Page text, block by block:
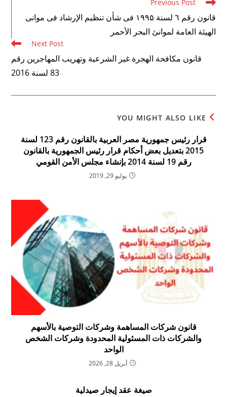
more
articles
Previous Post
قانون رقم ٦ لسنة ۱۹۹۵ فى شأن تنظيم الإرشاد فى موانى
الهيئة العامة لموانئ البحر الأحمر
Next Post
قانون مكافحة الهجرة غير الشرعية وتهريب المهاجرين رقم
83 لسنة 2016
YOU MIGHT ALSO LIKE
قرار رئيس جمهورية مصر العربية بالقانون رقم 123 لسنة
2015 بتعديل بعض أحكام قرار رئيس الجمهورية بالقانون
رقم 19 لسنة 2014 بإنشاء مجلس الأمن القومي
يوليو 29, 2019
قانون شركات المساهمة وشركات التوصية بالأسهم
والشركات ذات المسئولية المحدودة وشركات الشخص
الواحد
أبريل 28, 2026
صيغة عقد إيجار صيدلية